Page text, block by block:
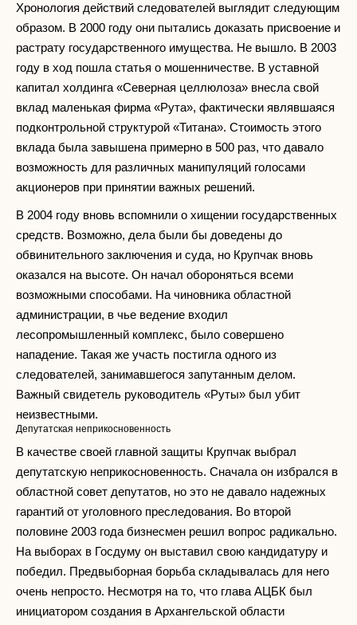
Хронология действий следователей выглядит следующим
образом. В 2000 году они пытались доказать присвоение и
растрату государственного имущества. Не вышло. В 2003
году в ход пошла статья о мошенничестве. В уставной
капитал холдинга «Северная целлюлоза» внесла свой
вклад маленькая фирма «Рута», фактически являвшаяся
подконтрольной структурой «Титана». Стоимость этого
вклада была завышена примерно в 500 раз, что давало
возможность для различных манипуляций голосами
акционеров при принятии важных решений.
В 2004 году вновь вспомнили о хищении государственных
средств. Возможно, дела были бы доведены до
обвинительного заключения и суда, но Крупчак вновь
оказался на высоте. Он начал обороняться всеми
возможными способами. На чиновника областной
администрации, в чье ведение входил
лесопромышленный комплекс, было совершено
нападение. Такая же участь постигла одного из
следователей, занимавшегося запутанным делом.
Важный свидетель руководитель «Руты» был убит
неизвестными.
Депутатская неприкосновенность
В качестве своей главной защиты Крупчак выбрал
депутатскую неприкосновенность. Сначала он избрался в
областной совет депутатов, но это не давало надежных
гарантий от уголовного преследования. Во второй
половине 2003 года бизнесмен решил вопрос радикально.
На выборах в Госдуму он выставил свою кандидатуру и
победил. Предвыборная борьба складывалась для него
очень непросто. Несмотря на то, что глава АЦБК был
инициатором создания в Архангельской области